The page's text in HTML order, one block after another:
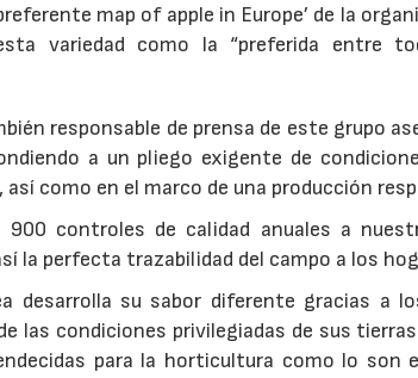
map of apple in Europe’ de la
variedad como la “preferida entre
responsable de prensa de este grupo
a un pliego exigente de
así como en el marco de una producción
900 controles de calidad anuales a
la perfecta trazabilidad del campo a los
desarrolla su sabor diferente gracias a
las condiciones privilegiadas de sus
para la horticultura como lo son